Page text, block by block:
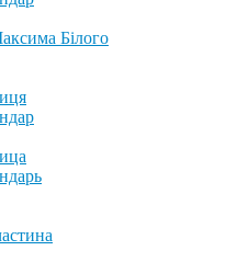
Білого